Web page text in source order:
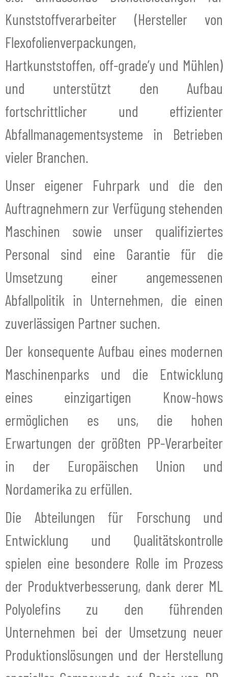
Kunststoffverarbeiter (Hersteller von
Flexofolienverpackungen,
Hartkunststoffen, off-grade’y und Mühlen)
und unterstützt den Aufbau
fortschrittlicher und effizienter
Abfallmanagementsysteme in Betrieben
vieler Branchen.
Unser eigener Fuhrpark und die den
Auftragnehmern zur Verfügung stehenden
Maschinen sowie unser qualifiziertes
Personal sind eine Garantie für die
Umsetzung einer angemessenen
Abfallpolitik in Unternehmen, die einen
zuverlässigen Partner suchen.
Der konsequente Aufbau eines modernen
Maschinenparks und die Entwicklung
eines einzigartigen Know-hows
ermöglichen es uns, die hohen
Erwartungen der größten PP-Verarbeiter
in der Europäischen Union und
Nordamerika zu erfüllen.
Die Abteilungen für Forschung und
Entwicklung und Qualitätskontrolle
spielen eine besondere Rolle im Prozess
der Produktverbesserung, dank derer ML
Polyolefins zu den führenden
Unternehmen bei der Umsetzung neuer
Produktionslösungen und der Herstellung